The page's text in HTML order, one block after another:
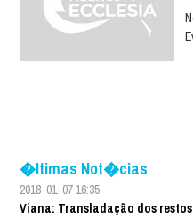
�ltimas Not�cias
2018-01-07 16:35
Viana: Transladação dos